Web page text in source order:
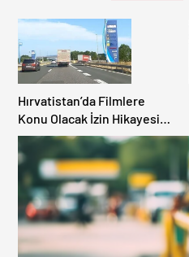
Hırvatistan’da Filmlere
Konu Olacak İzin Hikayesi:
Benzinlikte Eşini Unuttu!